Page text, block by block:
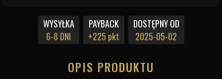
WYSYŁKA
6-8 DNI
PAYBACK
+225 pkt
DOSTĘPNY OD
2025-05-02
OPIS PRODUKTU